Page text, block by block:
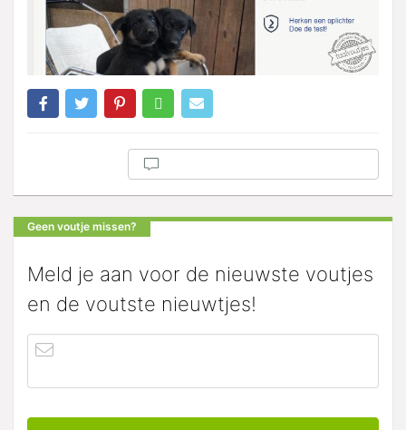
Geen voutje missen?
Meld je aan voor de nieuwste voutjes
en de voutste nieuwtjes!